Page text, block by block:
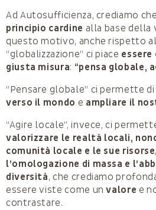
Ad Autosufficienza, crediamo
principio cardine alla base della
questo motivo, anche rispetto
“globalizzazione” ci piace
giusta misura: “pensa globale,
“Pensare globale” ci permette
verso il mondo e ampliare il
“Agire locale”, invece, ci
valorizzare le realtà locali,
comunità locale e le sue risorse,
l’omologazione di massa e
diversità, che crediamo
essere viste come unvalore e
contrastare.